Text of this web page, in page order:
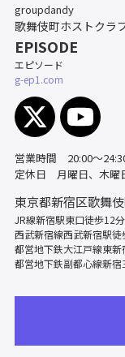
groupdandy
歌舞伎町ホストクラ
EPISODE
エピソード
g-ep1.com
営業時間 20:00～
定休日 月曜日、木曜
東京都新宿区歌舞
JR線新宿駅東口徒歩12分
西武新宿線西武新宿駅徒
都営地下鉄大江戸線東
都営地下鉄副都心線新